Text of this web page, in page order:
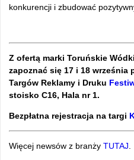
konkurencji i zbudować
Z ofertą marki Toruńskie
zapoznać się 17 i 18 września
Targów Reklamy i Druku
stoisko C16, Hala nr 1.
Bezpłatna rejestracja na targi
Więcej newsów z branży TUTAJ